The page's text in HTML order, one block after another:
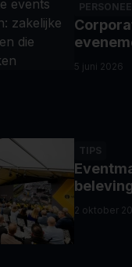
5 juni 2026
TIPS
2 oktober